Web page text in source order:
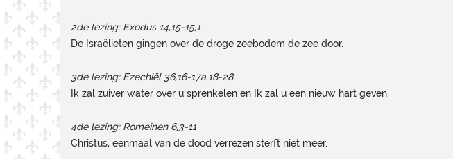
2de lezing: Exodus 14,15-15,1
De Israëlieten gingen over de droge zeebodem de zee door.
3de lezing: Ezechiël 36,16-17a.18-28
Ik zal zuiver water over u sprenkelen en Ik zal u een nieuw hart geven.
4de lezing: Romeinen 6,3-11
Christus, eenmaal van de dood verrezen sterft niet meer.